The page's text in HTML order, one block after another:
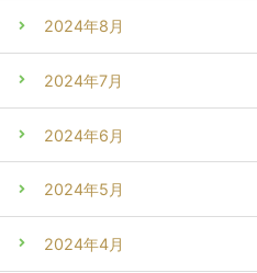
2024年8月
2024年7月
2024年6月
2024年5月
2024年4月